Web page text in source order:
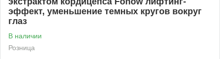
эффект, уменьшение темных кругов вокруг
глаз
В наличии
Розница